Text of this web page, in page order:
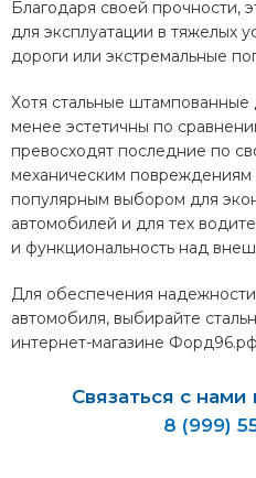
Благодаря своей прочности,
для эксплуатации в тяжелых
дороги или экстремальные
Хотя стальные штампованные
менее эстетичны по
превосходят последние по
механическим повреждениям
популярным выбором для
автомобилей и для тех
и функциональность над
Для обеспечения
автомобиля, выбирайте
интернет-магазине
Связаться с
8 (999)